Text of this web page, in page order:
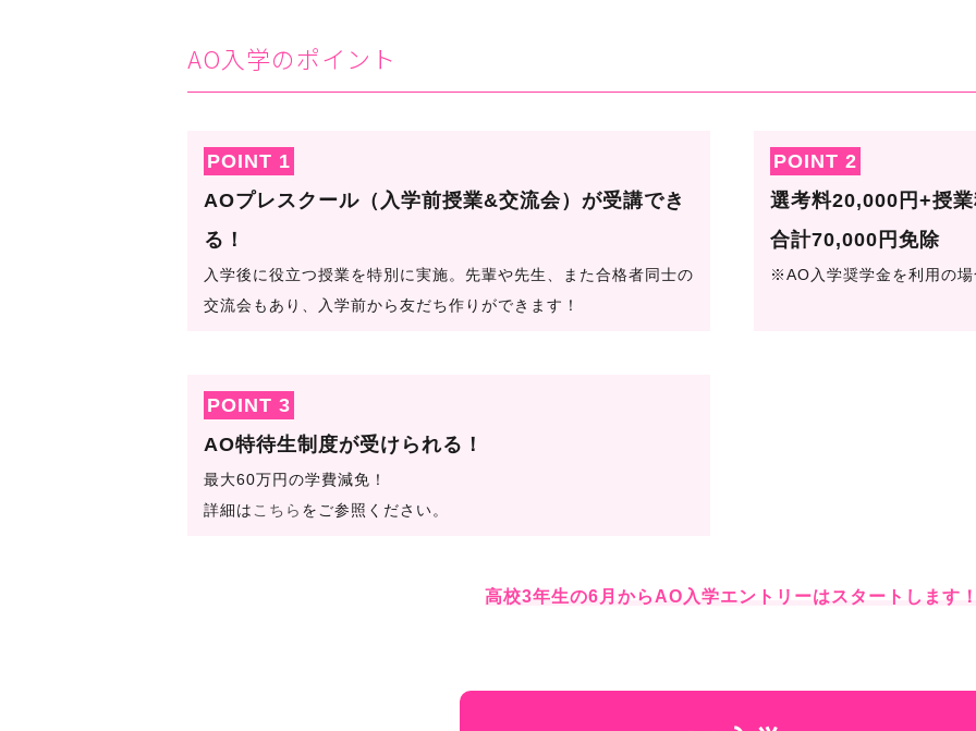
AO入学のポイント
POINT 1
AOプレスクール（入学前授業&交流会） が受講でき
る！
入学後に役立つ授業を特別に実施。先輩や先生、また合格者同士の
交流会もあり、入学前から友だち作りができます！
POINT 2
選考料20,000円 +授
合計70,000円 免除
※AO入学奨学金を利用の
POINT 3
AO特待生制度が受けられる！
最大60万円の学費減免！
詳細は こちら をご参照ください。
高校3年生の6月からAO入学エントリーはスタートします